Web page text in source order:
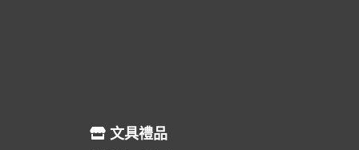
文具禮品